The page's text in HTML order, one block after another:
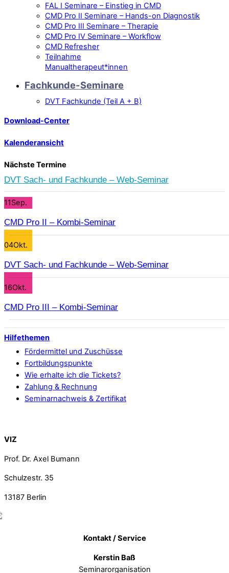
FAL I Seminare – Einstieg in CMD
CMD Pro II Seminare – Hands-on Diagnostik
CMD Pro III Seminare – Therapie
CMD Pro IV Seminare – Workflow
CMD Refresher
Teilnahme
Manualtherapeut*innen
Fachkunde-Seminare
DVT Fachkunde (Teil A + B)
Download-Center
Kalenderansicht
Nächste Termine
DVT Sach- und Fachkunde – Web-Seminar
11Sep.
CMD Pro II – Kombi-Seminar
04Okt.
DVT Sach- und Fachkunde – Web-Seminar
16Okt.
CMD Pro III – Kombi-Seminar
Hilfethemen
Fördermittel und Zuschüsse
Fortbildungspunkte
Wie erhalte ich die Tickets?
Zahlung & Rechnung
Seminarnachweis & Zertifikat
VIZ
Prof. Dr. Axel Bumann
Schulzestr. 35
13187 Berlin
Kontakt / Service
Kerstin Baß
Seminarorganisation